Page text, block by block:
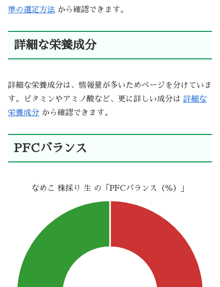
準の選定方法 から確認できます。
詳細な栄養成分
詳細な栄養成分は、情報量が多いためページを分けていま
す。ビタミンやアミノ酸など、更に詳しい成分は 詳細な
栄養成分 から確認できます。
PFCバランス
なめこ 株採り 生 の「PFCバランス（％）」